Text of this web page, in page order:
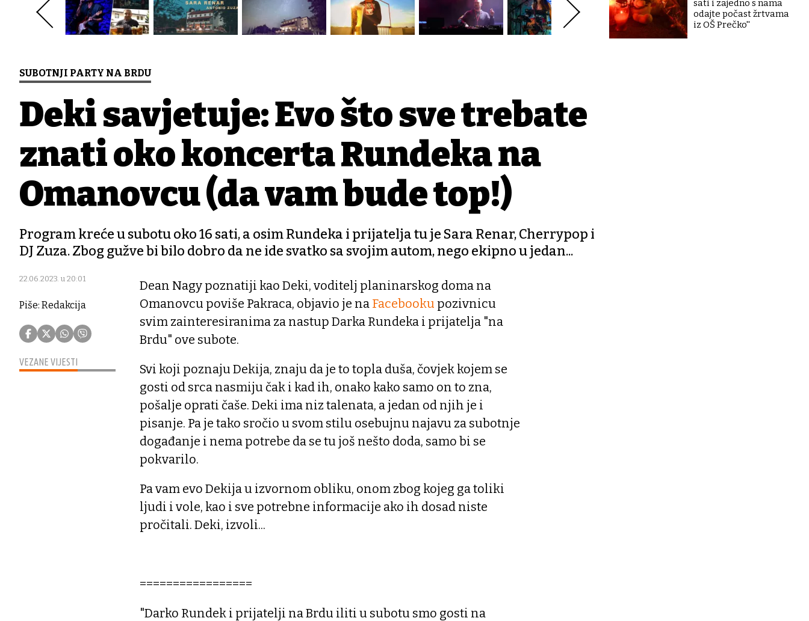
SUBOTNJI PARTY NA BRDU
Deki savjetuje: Evo što sve trebate
znati oko koncerta Rundeka na
Omanovcu (da vam bude top!)
Program kreće u subotu oko 16 sati, a osim Rundeka i prijatelja tu je Sara Renar, Cherrypop i
DJ Zuza. Zbog gužve bi bilo dobro da ne ide svatko sa svojim autom, nego ekipno u jedan...
22.06.2023. u 20:01
Piše: Redakcija
VEZANE VIJESTI
Dean Nagy poznatiji kao Deki, voditelj planinarskog doma na
Omanovcu poviše Pakraca, objavio je na Facebooku pozivnicu
svim zainteresiranima za nastup Darka Rundeka i prijatelja "na
Brdu" ove subote.
Svi koji poznaju Dekija, znaju da je to topla duša, čovjek kojem se
gosti od srca nasmiju čak i kad ih, onako kako samo on to zna,
pošalje oprati čaše. Deki ima niz talenata, a jedan od njih je i
pisanje. Pa je tako sročio u svom stilu osebujnu najavu za subotnje
događanje i nema potrebe da se tu još nešto doda, samo bi se
pokvarilo.
Pa vam evo Dekija u izvornom obliku, onom zbog kojeg ga toliki
ljudi i vole, kao i sve potrebne informacije ako ih dosad niste
pročitali. Deki, izvoli...
=================
"Darko Rundek i prijatelji na Brdu iliti u subotu smo gosti na
sati i zajedno s nama
odajte počast žrtvama
iz OŠ Prečko''